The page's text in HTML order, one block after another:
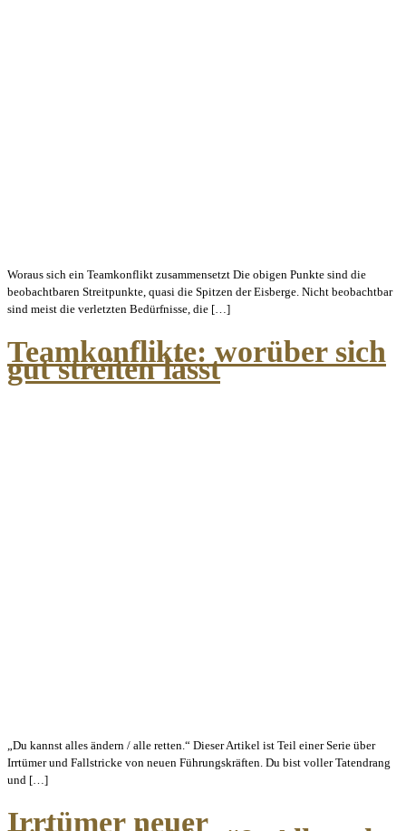
Woraus sich ein Teamkonflikt zusammensetzt Die obigen Punkte sind die
beobachtbaren Streitpunkte, quasi die Spitzen der Eisberge. Nicht beobachtbar
sind meist die verletzten Bedürfnisse, die […]
Teamkonflikte: worüber sich
gut streiten lässt
„Du kannst alles ändern / alle retten.“ Dieser Artikel ist Teil einer Serie über
Irrtümer und Fallstricke von neuen Führungskräften. Du bist voller Tatendrang
und […]
Irrtümer neuer